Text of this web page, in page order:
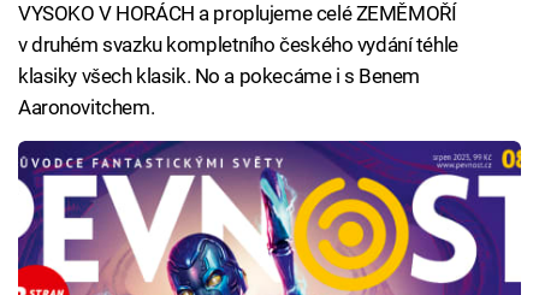
VYSOKO V HORÁCH a proplujeme celé ZEMĚMOŘÍ
v druhém svazku kompletního českého vydání téhle
klasiky všech klasik. No a pokecáme i s Benem
Aaronovitchem.